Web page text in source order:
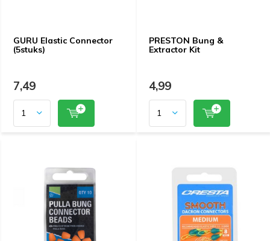
GURU Elastic Connector
(5stuks)
7,49
PRESTON Bung &
Extractor Kit
4,99